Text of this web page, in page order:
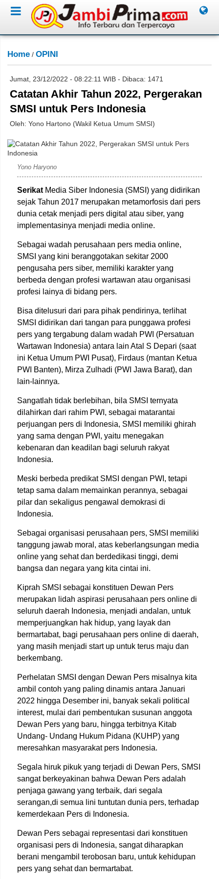
Home / OPINI
Jumat, 23/12/2022 - 08:22:11 WIB - Dibaca: 1471
Catatan Akhir Tahun 2022, Pergerakan
SMSI untuk Pers Indonesia
Oleh: Yono Hartono (Wakil Ketua Umum SMSI)
Yono Haryono
Serikat Media Siber Indonesia (SMSI) yang didirikan
sejak Tahun 2017 merupakan metamorfosis dari pers
dunia cetak menjadi pers digital atau siber, yang
implementasinya menjadi media online.
Sebagai wadah perusahaan pers media online,
SMSI yang kini beranggotakan sekitar 2000
pengusaha pers siber, memiliki karakter yang
berbeda dengan profesi wartawan atau organisasi
profesi lainya di bidang pers.
Bisa ditelusuri dari para pihak pendirinya, terlihat
SMSI didirikan dari tangan para punggawa profesi
pers yang tergabung dalam wadah PWI (Persatuan
Wartawan Indonesia) antara lain Atal S Depari (saat
ini Ketua Umum PWI Pusat), Firdaus (mantan Ketua
PWI Banten), Mirza Zulhadi (PWI Jawa Barat), dan
lain-lainnya.
Sangatlah tidak berlebihan, bila SMSI ternyata
dilahirkan dari rahim PWI, sebagai matarantai
perjuangan pers di Indonesia, SMSI memiliki ghirah
yang sama dengan PWI, yaitu menegakan
kebenaran dan keadilan bagi seluruh rakyat
Indonesia.
Meski berbeda predikat SMSI dengan PWI, tetapi
tetap sama dalam memainkan perannya, sebagai
pilar dan sekaligus pengawal demokrasi di
Indonesia.
Sebagai organisasi perusahaan pers, SMSI memiliki
tanggung jawab moral, atas keberlangsungan media
online yang sehat dan berdedikasi tinggi, demi
bangsa dan negara yang kita cintai ini.
Kiprah SMSI sebagai konstituen Dewan Pers
merupakan lidah aspirasi perusahaan pers online di
seluruh daerah Indonesia, menjadi andalan, untuk
memperjuangkan hak hidup, yang layak dan
bermartabat, bagi perusahaan pers online di daerah,
yang masih menjadi start up untuk terus maju dan
berkembang.
Perhelatan SMSI dengan Dewan Pers misalnya kita
ambil contoh yang paling dinamis antara Januari
2022 hingga Desember ini, banyak sekali political
interest, mulai dari pembentukan susunan anggota
Dewan Pers yang baru, hingga terbitnya Kitab
Undang- Undang Hukum Pidana (KUHP) yang
meresahkan masyarakat pers Indonesia.
Segala hiruk pikuk yang terjadi di Dewan Pers, SMSI
sangat berkeyakinan bahwa Dewan Pers adalah
penjaga gawang yang terbaik, dari segala
serangan,di semua lini tuntutan dunia pers, terhadap
kemerdekaan Pers di Indonesia.
Dewan Pers sebagai representasi dari konstituen
organisasi pers di Indonesia, sangat diharapkan
berani mengambil terobosan baru, untuk kehidupan
pers yang sehat dan bermartabat.